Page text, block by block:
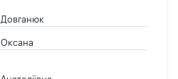
Довганюк
Оксана